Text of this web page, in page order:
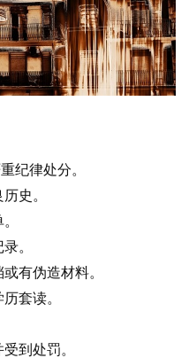
纪律处分。
史。
。
有伪造材料。
套读。
到处罚。